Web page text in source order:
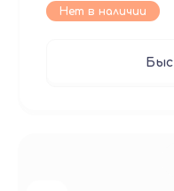
Нет в наличии